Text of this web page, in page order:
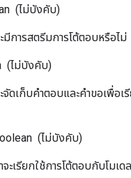
(ไม่บังคับ)
การสตรีมการโต้ตอบหรือไม่
(ไม่บังคับ)
ดเก็บคำตอบและคำขอเพื่อเ
(ไม่บังคับ)
ะเรียกใช้การโต้ตอบกับโมเ